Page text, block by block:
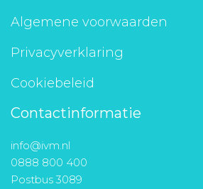
Algemene voorwaarden
Privacyverklaring
Cookiebeleid
Contactinformatie
info@ivm.nl
0888 800 400
Postbus 3089